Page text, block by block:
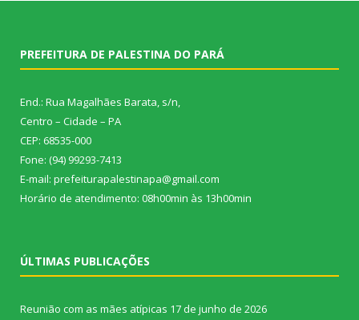
PREFEITURA DE PALESTINA DO PARÁ
End.: Rua Magalhães Barata, s/n,
Centro – Cidade – PA
CEP: 68535-000
Fone: (94) 99293-7413
E-mail: prefeiturapalestinapa@gmail.com
Horário de atendimento: 08h00min às 13h00min
ÚLTIMAS PUBLICAÇÕES
Reunião com as mães atípicas 17 de junho de 2026